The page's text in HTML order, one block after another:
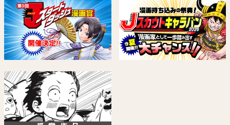
僕とロボコ
宮崎周平
UNDER DOCTOR
谷本今日